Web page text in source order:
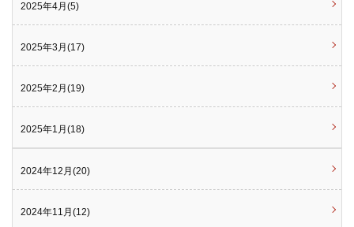
2025年4月(5)
2025年3月(17)
2025年2月(19)
2025年1月(18)
2024年12月(20)
2024年11月(12)